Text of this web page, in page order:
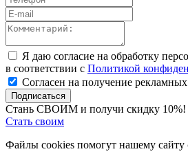
Я даю согласие на обработку
в соответствии с Политикой
Согласен на получение
Подписаться
Стань СВОИМ и получи скидку 10%!
Стать своим
Файлы cookies помогут нашему сайту